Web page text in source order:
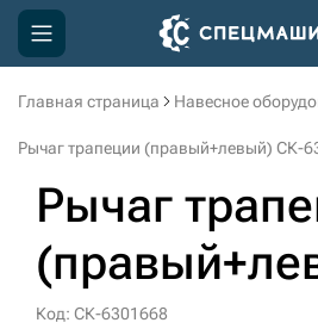
Главная страница Навесное
Рычаг трапеции (правый+левый) СК-
Рычаг
Код: СК-6301668
Компания
Доставка и оплата
Информация
Контакты